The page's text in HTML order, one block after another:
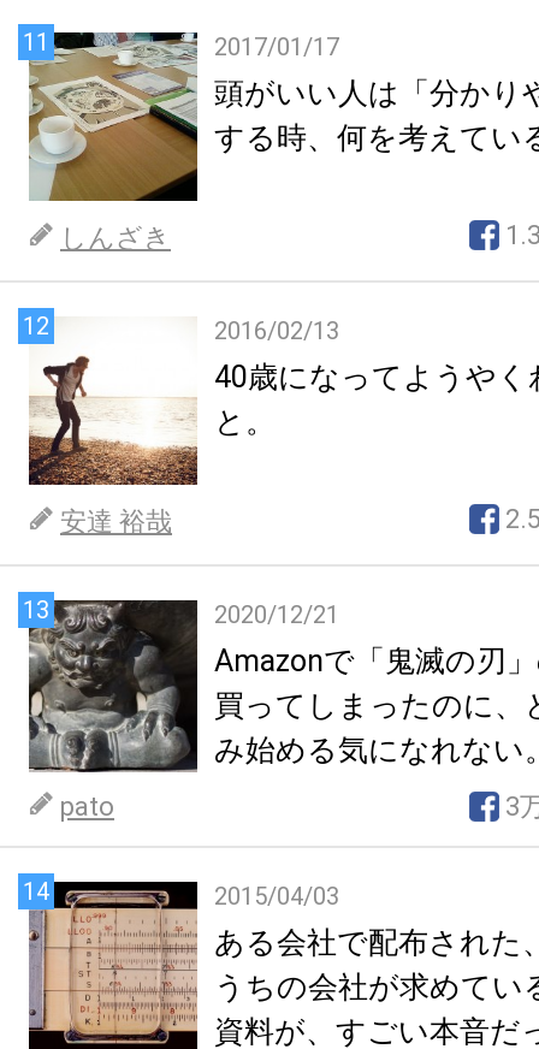
11 2017/01/17
頭がいい人は「分かり
する時、何を考えてい
しんざき
12 2016/02/13
40歳になってようや
と。
安達 裕哉
13 2020/12/21
Amazonで「鬼滅の刃
買ってしまったのに、
み始める気になれない
pato 3
14 2015/04/03
ある会社で配布された
うちの会社が求めてい
資料が、すごい本音だ